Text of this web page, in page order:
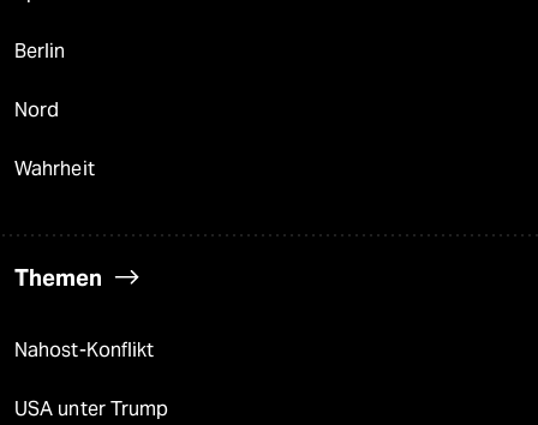
Berlin
Nord
Wahrheit
Themen
Nahost-Konflikt
USA unter Trump